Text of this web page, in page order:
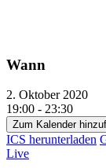
Wann
2. Oktober 2020
19:00 - 23:30
Zum Kalender
ICS herunterladen
Live